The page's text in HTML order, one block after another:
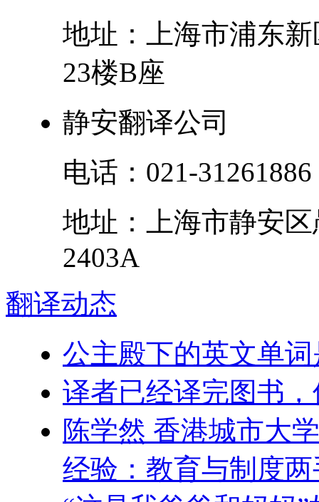
地址：
上海市浦东新
23楼B座
静安翻译公司
电话： 021-31261886
地址：
上海市静安区
2403A
翻译动态
公主殿下的英文单
译者已经译完图书
陈学然 香港城市大
经验：教育与制度